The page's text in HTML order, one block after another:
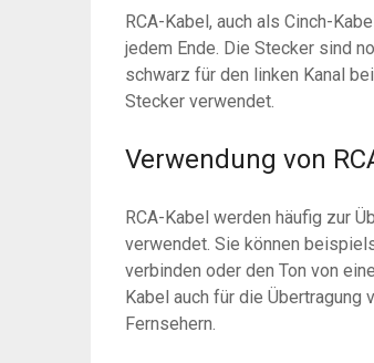
RCA-Kabel, auch als Cinch-
jedem Ende. Die Stecker sind
schwarz für den linken Kanal
Stecker verwendet.
Verwendung von
RCA-Kabel werden häufig zur
verwendet. Sie können
verbinden oder den Ton von
Kabel auch für die Übertragung
Fernsehern.